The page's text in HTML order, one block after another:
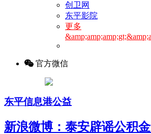
创卫网
东平影院
更多
官方微信
东平信息港公益
新浪微博：泰安辟谣公积